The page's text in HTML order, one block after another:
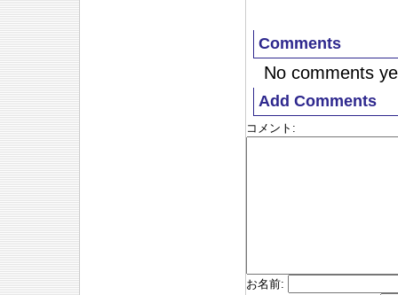
Comments
No comments
Add Comments
コメント :
お名前: